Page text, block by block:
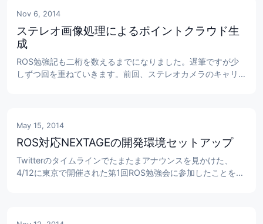
Nov 6, 2014
ステレオ画像処理によるポイントクラウド生
成
ROS勉強記も二桁を数えるまでになりました。遅筆ですが少
しずつ回を重ねていきます。前回、ステレオカメラのキャリブ
たように、ステレオマッチングにはstereo_image_procパッ
ケージを使います。apt-getでイン...
May 15, 2014
ROS対応NEXTAGEの開発環境セットアップ
Twitterのタイムラインでたまたまアナウンスを見かけた、
4/12に東京で開催された第1回ROS勉強会に参加したことを契